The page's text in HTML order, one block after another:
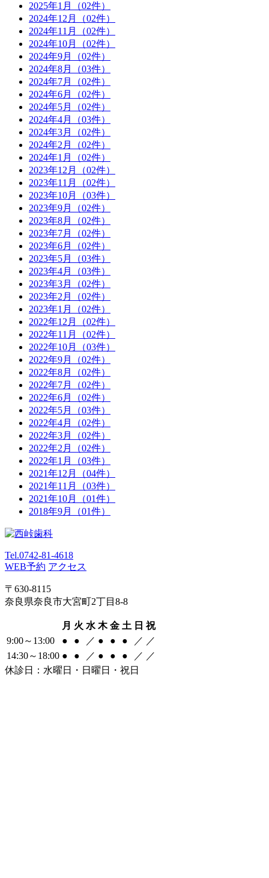
2025年1月
（02件）
2024年12月
（02件）
2024年11月
（02件）
2024年10月
（02件）
2024年9月
（02件）
2024年8月
（03件）
2024年7月
（02件）
2024年6月
（02件）
2024年5月
（02件）
2024年4月
（03件）
2024年3月
（02件）
2024年2月
（02件）
2024年1月
（02件）
2023年12月
（02件）
2023年11月
（02件）
2023年10月
（03件）
2023年9月
（02件）
2023年8月
（02件）
2023年7月
（02件）
2023年6月
（02件）
2023年5月
（03件）
2023年4月
（03件）
2023年3月
（02件）
2023年2月
（02件）
2023年1月
（02件）
2022年12月
（02件）
2022年11月
（02件）
2022年10月
（03件）
2022年9月
（02件）
2022年8月
（02件）
2022年7月
（02件）
2022年6月
（02件）
2022年5月
（03件）
2022年4月
（02件）
2022年3月
（02件）
2022年2月
（02件）
2022年1月
（03件）
2021年12月
（04件）
2021年11月
（03件）
2021年10月
（01件）
2018年9月
（01件）
Tel.0742-81-4618
WEB予約 アクセス
〒630-8115
奈良県奈良市大宮町2丁目8-8
月 火 水 木 金 土 日 祝
9:00～13:00
● ● ／ ● ● ● ／ ／
14:30～18:00 ● ● ／ ● ● ● ／ ／
休診日：水曜日・日曜日・祝日